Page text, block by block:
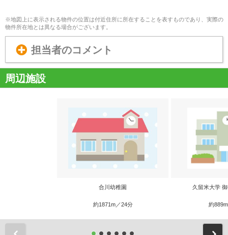
※地図上に表示される物件の位置は付近住所に所在することを表すものであり、実際の
物件所在地とは異なる場合がございます。
担当者のコメント
周辺施設
合川幼稚園
約1871m／24分
久留米大学
約